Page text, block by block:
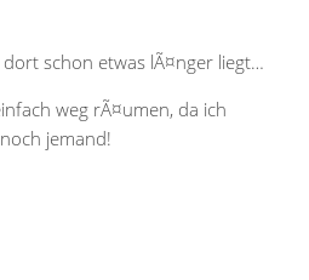
dort schon etwas lÃ¤nger liegt…
weg rÃ¤umen, da ich
jemand!